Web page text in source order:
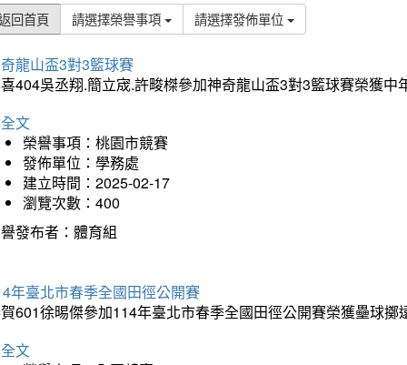
回首頁 請選擇榮譽事項 請選擇發佈單位
龍山盃3對3籃球賽
404吳丞翔.簡立宬.許畯榤參加神奇龍山盃3對3籃球賽榮獲中
文
榮譽事項：桃園市競賽
發佈單位：學務處
建立時間：2025-02-17
瀏覽次數：400
發布者：體育組
年臺北市春季全國田徑公開賽
601徐晹傑參加114年臺北市春季全國田徑公開賽榮獲壘球擲
文